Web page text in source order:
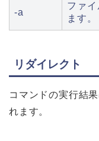
-a
ファ
ます。
リダイレクト
コマンドの実行結
れます。